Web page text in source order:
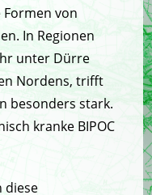
von
In Regionen
unter Dürre
Nordens, trifft
besonders stark.
kranke BIPOC
diese